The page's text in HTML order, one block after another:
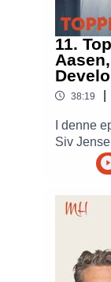
11.
38:19
I denne
Siv
gründer
Aider.
kultur
kommer
videre